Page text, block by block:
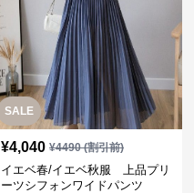
SALE
¥4,040 ¥4490(割引前)
イエベ春/イエベ秋服 上品プリ
ーツシフォンワイドパンツ